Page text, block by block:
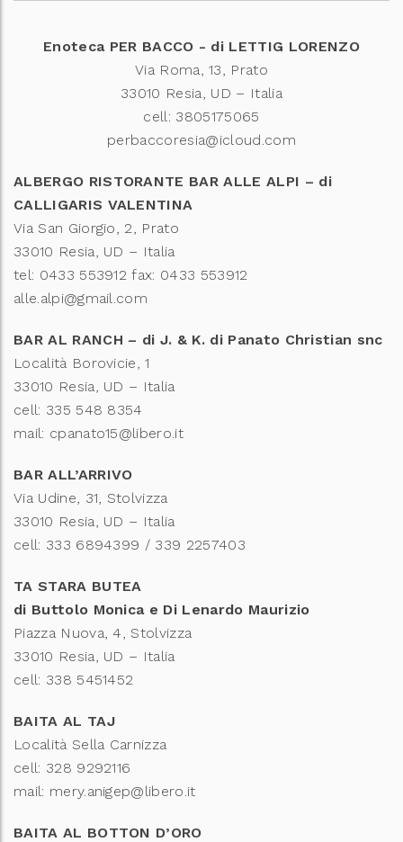
Enoteca PER BACCO - di LETTIG LORENZO
Via Roma, 13, Prato
33010 Resia, UD – Italia
cell: 3805175065
perbaccoresia@icloud.com
ALBERGO RISTORANTE BAR ALLE ALPI – di
CALLIGARIS VALENTINA
Via San Giorgio, 2, Prato
33010 Resia, UD – Italia
tel: 0433 553912 fax: 0433 553912
alle.alpi@gmail.com
BAR AL RANCH – di J. & K. di Panato Christian snc
Località Borovicie, 1
33010 Resia, UD – Italia
cell: 335 548 8354
mail: cpanato15@libero.it
BAR ALL’ARRIVO
Via Udine, 31, Stolvizza
33010 Resia, UD – Italia
cell: 333 6894399 / 339 2257403
TA STARA BUTEA
di Buttolo Monica e Di Lenardo Maurizio
Piazza Nuova, 4, Stolvizza
33010 Resia, UD – Italia
cell: 338 5451452
BAITA AL TAJ
Località Sella Carnizza
cell: 328 9292116
mail: mery.anigep@libero.it
BAITA AL BOTTON D’ORO